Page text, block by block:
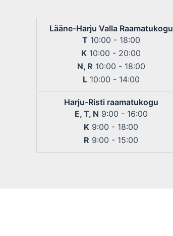
Lääne-Harju Valla Raamatukogu
T 10:00 - 18:00
K 10:00 - 20:00
N, R 10:00 - 18:00
L10:00 - 14:00
Harju-Risti raamatukogu
E, T, N 9:00 - 16:00
K 9:00 - 18:00
R 9:00 - 15:00